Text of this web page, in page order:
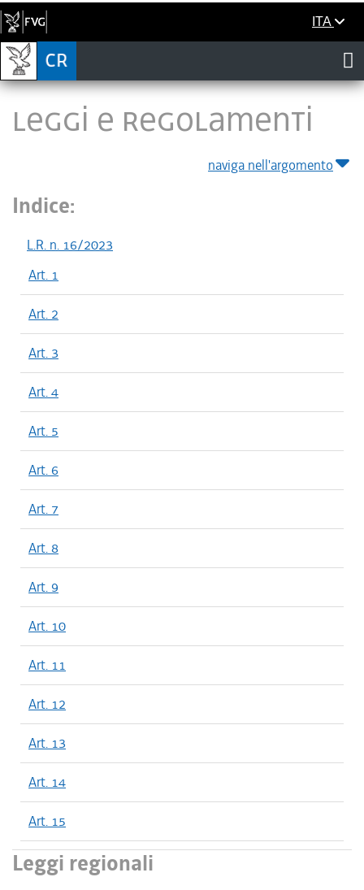
ITA
LEGGI E REGOLAMENTI
naviga nell'argomento
Indice:
L.R. n. 16/2023
Art. 1
Art. 2
Art. 3
Art. 4
Art. 5
Art. 6
Art. 7
Art. 8
Art. 9
Art. 10
Art. 11
Art. 12
Art. 13
Art. 14
Art. 15
Leggi regionali